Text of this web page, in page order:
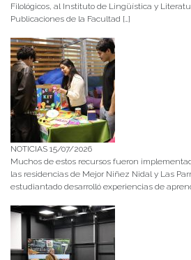
Filológicos, al Instituto de Lingüística y
Publicaciones de la Facultad […]
NOTICIAS 15/07/2026
Muchos de estos recursos fueron
las residencias de Mejor Niñez Nidal y Las
estudiantado desarrolló experiencias de